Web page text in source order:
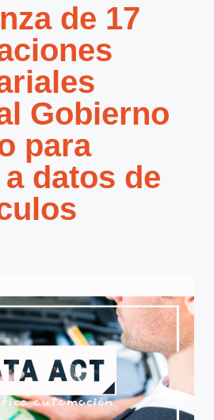
de 17
Gobierno
para
datos de